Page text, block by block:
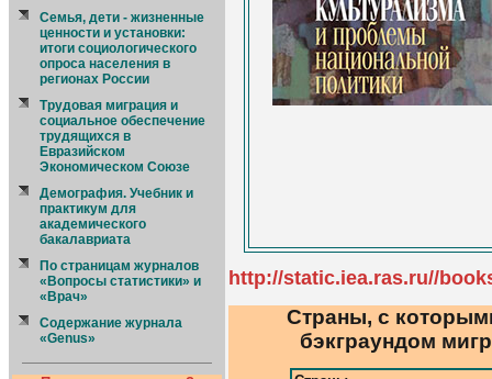
Семья, дети - жизненные
ценности и установки:
итоги социологического
опроса населения в
регионах России
Трудовая миграция и
социальное обеспечение
трудящихся в
Евразийском
Экономическом Союзе
Демография. Учебник и
практикум для
академического
бакалавриата
По страницам журналов
«Вопросы статистики» и
«Врач»
Содержание журнала
«Genus»
http://static.iea.ras.ru//
Страны, с
бэкграундом